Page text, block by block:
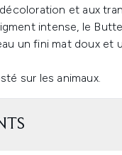
et aux
intense, le
un fini mat doux et
sur les animaux.